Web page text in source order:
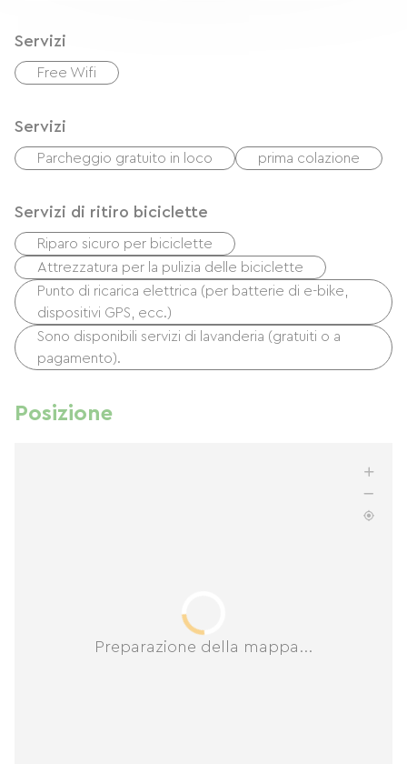
Servizi
Free Wifi
Servizi
Parcheggio gratuito in loco prima colazione
Servizi di ritiro biciclette
Riparo sicuro per biciclette
Attrezzatura per la pulizia delle biciclette
Punto di ricarica elettrica (per batterie di e-bike,
dispositivi GPS, ecc.)
Sono disponibili servizi di lavanderia (gratuiti o a
pagamento).
Posizione
Preparazione della mappa...